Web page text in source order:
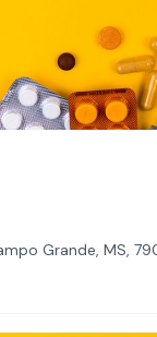
Grande, MS,